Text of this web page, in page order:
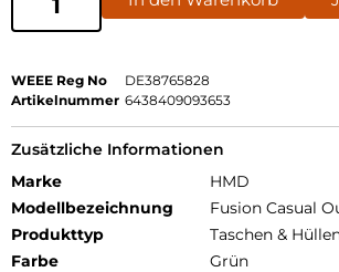
WEEE Reg No
DE38765828
Artikelnummer 6438409093653
Zusätzliche Informationen
Marke
HMD
Modellbezeichnung
Fusion Casual
Produkttyp
Taschen &
Farbe
Grün